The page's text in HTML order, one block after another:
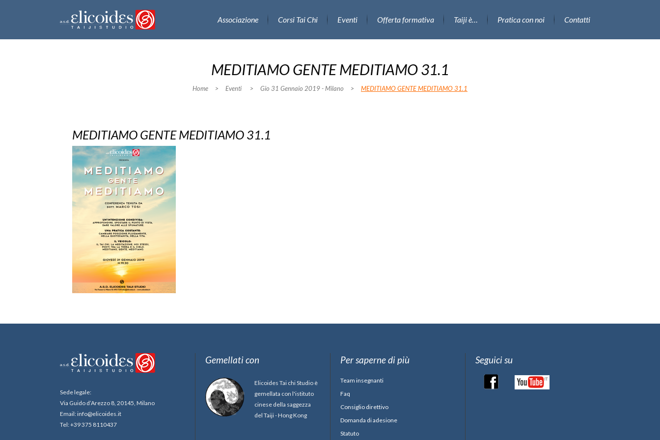
Associazione Corsi Tai Chi Eventi Offerta formativa Taiji è… Pratica con noi Contatti
MEDITIAMO GENTE MEDITIAMO 31.1
Home > Eventi > Gio 31 Gennaio 2019 - Milano > MEDITIAMO GENTE MEDITIAMO 31.1
MEDITIAMO GENTE MEDITIAMO 31.1
Sede legale:
Via Guido d’Arezzo 8, 20145, Milano
Email: info@elicoides.it
Tel: +39 375 8110437
Gemellati con
Elicoides Tai chi Studio è
gemellata con l'istituto
cinese della saggezza
del Taiji - Hong Kong
Per saperne di più
Team insegnanti
Faq
Consiglio direttivo
Domanda di adesione
Statuto
Seguici su